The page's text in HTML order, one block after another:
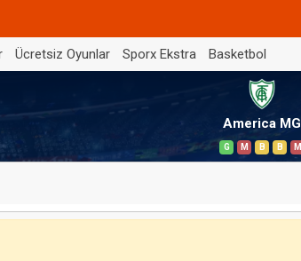
Ücretsiz Oyunlar Sporx Ekstra Basketbol
America MG
G M B B M